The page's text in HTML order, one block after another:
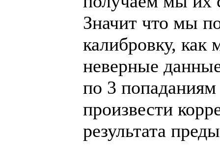
Значит что мы
калибровку,
неверные
по 3
произвести
результата